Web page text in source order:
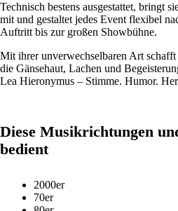
Technisch bestens ausgestattet, bringt
mit und gestaltet jedes Event flexibel
Auftritt bis zur großen Showbühne.
Mit ihrer unverwechselbaren Art
die Gänsehaut, Lachen und
Lea Hieronymus – Stimme. Humor.
Diese Musikrichtungen
bedient
2000er
70er